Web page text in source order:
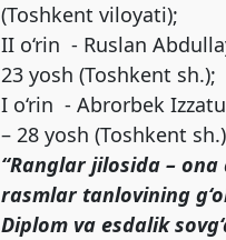
(Toshkent viloyati);
II o‘rin - Ruslan
23 yosh (Toshkent sh.);
I o‘rin - Abrorbek
– 28 yosh (Toshkent
“Ranglar jilosida – ona
rasmlar tanlovining
Diplom va esdalik